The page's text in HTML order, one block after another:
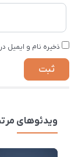
ذخیره نام و ایمیل
ویدئوهای